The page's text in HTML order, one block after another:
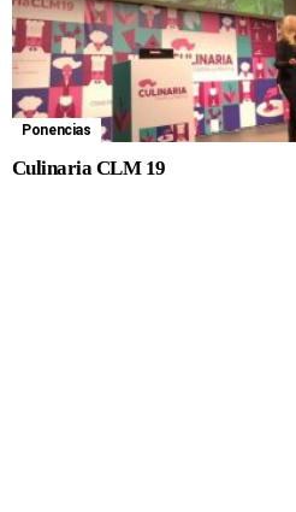
Ponencias
Culinaria CLM 19